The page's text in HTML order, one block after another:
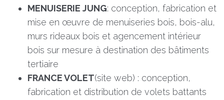
MENUISERIE JUNG: conception, fabrication et
mise en œuvre de menuiseries bois, bois-alu,
murs rideaux bois et agencement intérieur
bois sur mesure à destination des bâtiments
tertiaire
FRANCE VOLET(site web) : conception,
fabrication et distribution de volets battants